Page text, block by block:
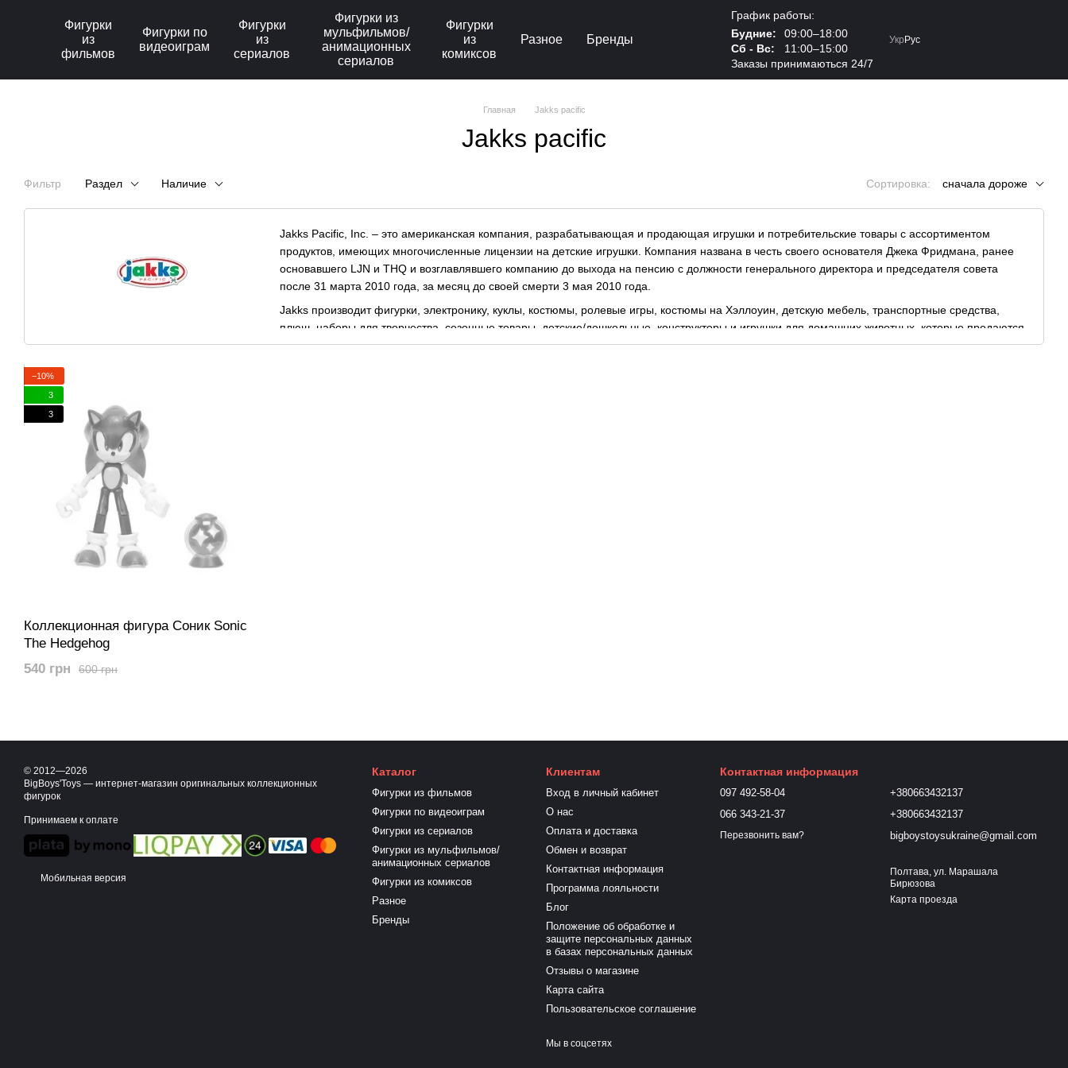
Фигурки
из
фильмов
Фигурки по
видеоиграм
Фигурки
из
сериалов
Фигурки из
мульфильмов/
анимационных
сериалов
Фигурки
из
комиксов
Разное Бренды
График работы:
Будние:
09:00–18:00
Сб - Вс:
11:00–15:00
Заказы принимаються 24/7
Укр Рус
Главная Jakks pacific
Jakks pacific
Фильтр Раздел Наличие Сортировка: сначала дороже
Jakks Pacific, Inc. – это американская компания, разрабатывающая и продающая игрушки и потребительские товары с ассортиментом
продуктов, имеющих многочисленные лицензии на детские игрушки. Компания названа в честь своего основателя Джека Фридмана, ранее
основавшего LJN и THQ и возглавлявшего компанию до выхода на пенсию с должности генерального директора и председателя совета
после 31 марта 2010 года, за месяц до своей смерти 3 мая 2010 года.
Jakks производит фигурки, электронику, куклы, костюмы, ролевые игры, костюмы на Хэллоуин, детскую мебель, транспортные средства,
плюш, наборы для творчества, сезонные товары, детские/дошкольные, конструкторы и игрушки для домашних животных, которые продаются
под разными собственными брендами, в частности Jakks Pacific, Creative Designs International, Road Champions, Funnoodle, Go Fly a Kite,
−10%
3
3
Коллекционная фигура Соник Sonic
The Hedgehog
600 грн
540 грн
© 2012—2026
BigBoys'Toys — интернет-магазин оригинальных коллекционных
фигурок
Принимаем к оплате
Мобильная версия
Каталог
Фигурки из фильмов
Фигурки по видеоиграм
Фигурки из сериалов
Фигурки из мульфильмов/
анимационных сериалов
Фигурки из комиксов
Разное
Бренды
Клиентам
Вход в личный кабинет
О нас
Оплата и доставка
Обмен и возврат
Контактная информация
Программа лояльности
Блог
Положение об обработке и
защите персональных данных
в базах персональных данных
Отзывы о магазине
Карта сайта
Пользовательское соглашение
Мы в соцсетях
Контактная информация
097 492-58-04
066 343-21-37
Перезвонить вам?
+380663432137
+380663432137
bigboystoysukraine@gmail.com
Полтава, ул. Марашала
Бирюзова
Карта проезда